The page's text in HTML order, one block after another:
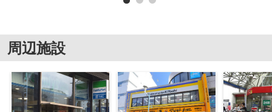
周辺施設